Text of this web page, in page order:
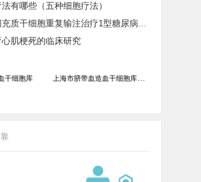
有哪些（五种细胞疗法）
细胞重复输注治疗1型糖尿病的疗效与安全性研究
肌梗死的临床研究
干细胞库 上海市脐带血造血干细胞库